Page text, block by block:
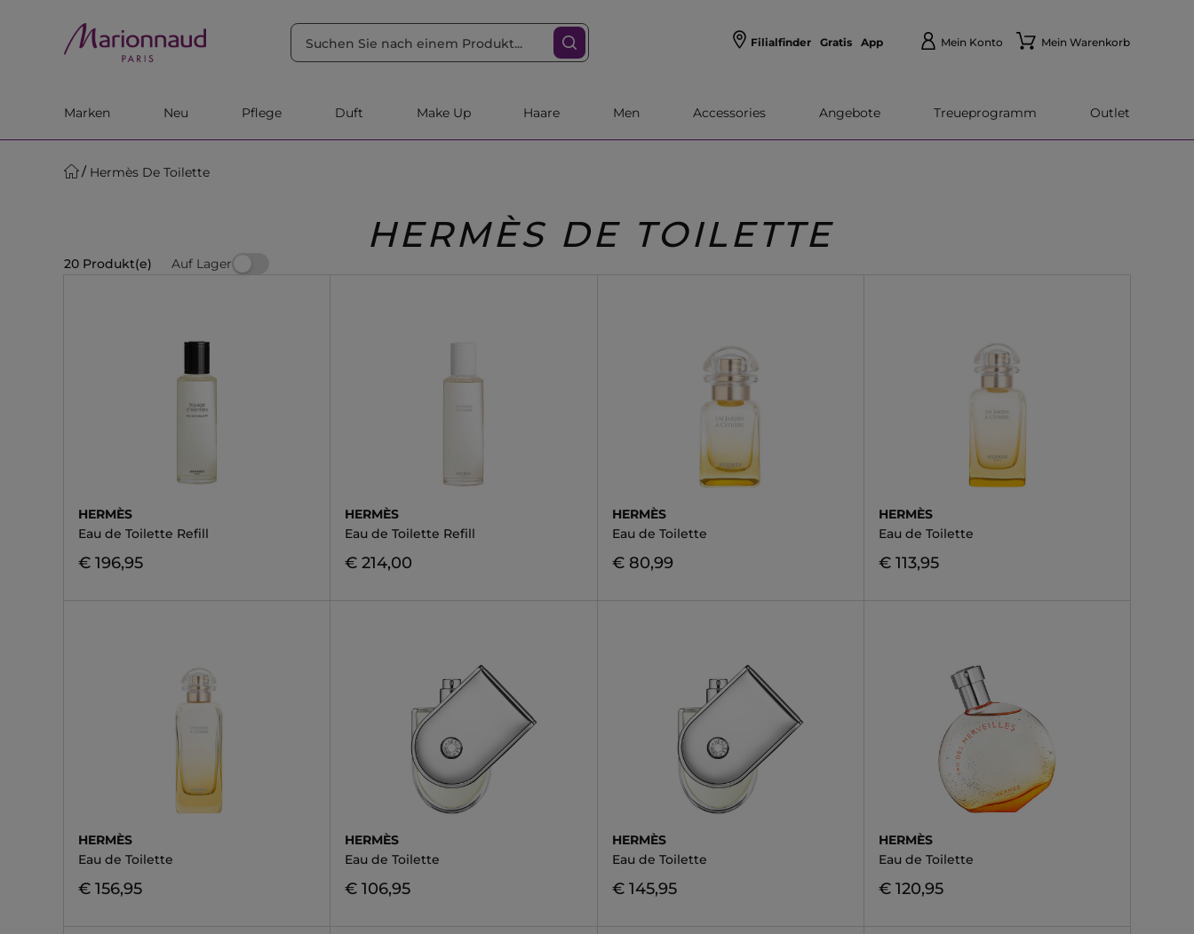
Filialfinder Gratis App Mein Konto Mein Warenkorb
Marken Neu Pflege Duft Make Up Haare Men Accessories Angebote Treueprogramm Outlet
Hermès De Toilette
HERMÈS DE TOILETTE
20 Produkt(e) Auf Lager
HERMÈS
Eau de Toilette Refill
€ 196,95
HERMÈS
Eau de Toilette Refill
€ 214,00
HERMÈS
Eau de Toilette
€ 80,99
HERMÈS
Eau de Toilette
€ 113,95
HERMÈS
Eau de Toilette
€ 156,95
HERMÈS
Eau de Toilette
€ 106,95
HERMÈS
Eau de Toilette
€ 145,95
HERMÈS
Eau de Toilette
€ 120,95